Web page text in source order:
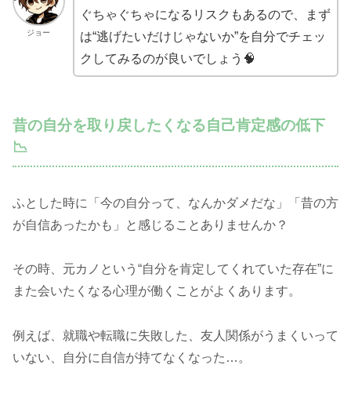
ジョー
ぐちゃぐちゃになるリスクもあるので、まず
は“逃げたいだけじゃないか”を自分でチェッ
クしてみるのが良いでしょう🧠
昔の自分を取り戻したくなる自己肯定感の低下
📉
ふとした時に「今の自分って、なんかダメだな」「昔の方
が自信あったかも」と感じることありませんか？
その時、元カノという“自分を肯定してくれていた存在”に
また会いたくなる心理が働くことがよくあります。
例えば、就職や転職に失敗した、友人関係がうまくいって
いない、自分に自信が持てなくなった…。